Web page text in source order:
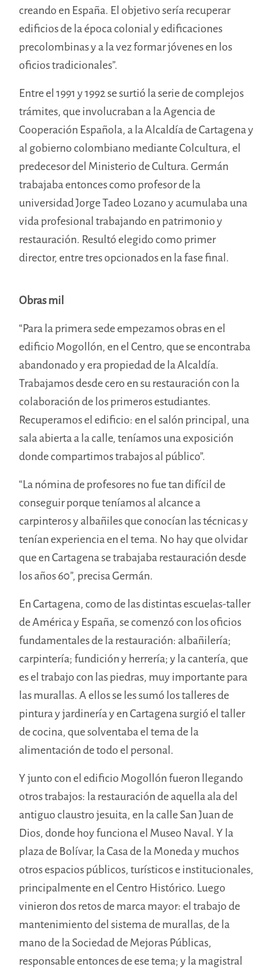
creando en España. El objetivo sería recuperar
edificios de la época colonial y edificaciones
precolombinas y a la vez formar jóvenes en los
oficios tradicionales”.
Entre el 1991 y 1992 se surtió la serie de complejos
trámites, que involucraban a la Agencia de
Cooperación Española, a la Alcaldía de Cartagena y
al gobierno colombiano mediante Colcultura, el
predecesor del Ministerio de Cultura. Germán
trabajaba entonces como profesor de la
universidad Jorge Tadeo Lozano y acumulaba una
vida profesional trabajando en patrimonio y
restauración. Resultó elegido como primer
director, entre tres opcionados en la fase final.
Obras mil
“Para la primera sede empezamos obras en el
edificio Mogollón, en el Centro, que se encontraba
abandonado y era propiedad de la Alcaldía.
Trabajamos desde cero en su restauración con la
colaboración de los primeros estudiantes.
Recuperamos el edificio: en el salón principal, una
sala abierta a la calle, teníamos una exposición
donde compartimos trabajos al público”.
“La nómina de profesores no fue tan difícil de
conseguir porque teníamos al alcance a
carpinteros y albañiles que conocían las técnicas y
tenían experiencia en el tema. No hay que olvidar
que en Cartagena se trabajaba restauración desde
los años 60”, precisa Germán.
En Cartagena, como de las distintas escuelas-taller
de América y España, se comenzó con los oficios
fundamentales de la restauración: albañilería;
carpintería; fundición y herrería; y la cantería, que
es el trabajo con las piedras, muy importante para
las murallas. A ellos se les sumó los talleres de
pintura y jardinería y en Cartagena surgió el taller
de cocina, que solventaba el tema de la
alimentación de todo el personal.
Y junto con el edificio Mogollón fueron llegando
otros trabajos: la restauración de aquella ala del
antiguo claustro jesuita, en la calle San Juan de
Dios, donde hoy funciona el Museo Naval. Y la
plaza de Bolívar, la Casa de la Moneda y muchos
otros espacios públicos, turísticos e institucionales,
principalmente en el Centro Histórico. Luego
vinieron dos retos de marca mayor: el trabajo de
mantenimiento del sistema de murallas, de la
mano de la Sociedad de Mejoras Públicas,
responsable entonces de ese tema; y la magistral